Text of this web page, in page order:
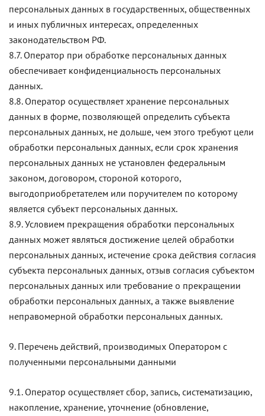
персональных данных в государственных, общественных
и иных публичных интересах, определенных
законодательством РФ.
8.7. Оператор при обработке персональных данных
обеспечивает конфиденциальность персональных
данных.
8.8. Оператор осуществляет хранение персональных
данных в форме, позволяющей определить субъекта
персональных данных, не дольше, чем этого требуют цели
обработки персональных данных, если срок хранения
персональных данных не установлен федеральным
законом, договором, стороной которого,
выгодоприобретателем или поручителем по которому
является субъект персональных данных.
8.9. Условием прекращения обработки персональных
данных может являться достижение целей обработки
персональных данных, истечение срока действия согласия
субъекта персональных данных, отзыв согласия субъектом
персональных данных или требование о прекращении
обработки персональных данных, а также выявление
неправомерной обработки персональных данных.
9. Перечень действий, производимых Оператором с
полученными персональными данными
9.1. Оператор осуществляет сбор, запись, систематизацию,
накопление, хранение, уточнение (обновление,